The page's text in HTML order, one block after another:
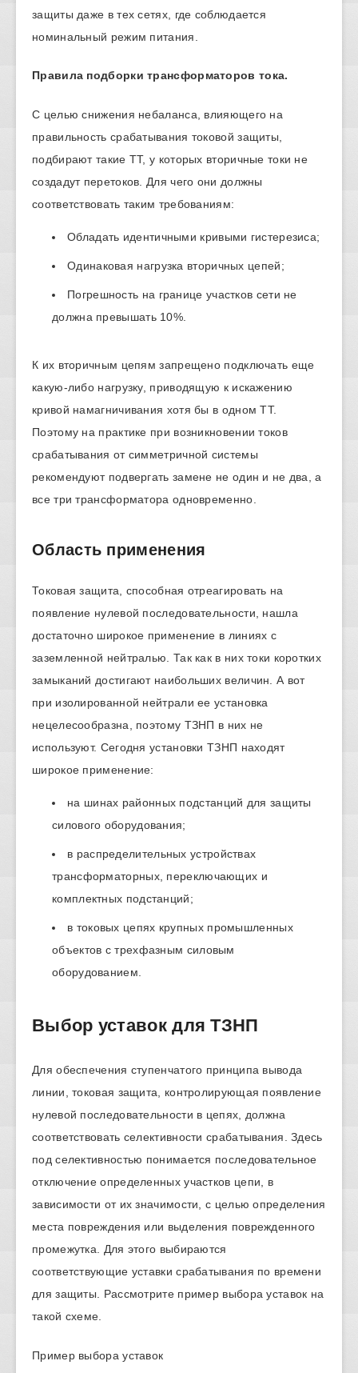
защиты даже в тех сетях, где соблюдается
номинальный режим питания.
Правила подборки трансформаторов тока.
С целью снижения небаланса, влияющего на
правильность срабатывания токовой защиты,
подбирают такие ТТ, у которых вторичные токи не
создадут перетоков. Для чего они должны
соответствовать таким требованиям:
Обладать идентичными кривыми гистерезиса;
Одинаковая нагрузка вторичных цепей;
Погрешность на границе участков сети не
должна превышать 10%.
К их вторичным цепям запрещено подключать еще
какую-либо нагрузку, приводящую к искажению
кривой намагничивания хотя бы в одном ТТ.
Поэтому на практике при возникновении токов
срабатывания от симметричной системы
рекомендуют подвергать замене не один и не два, а
все три трансформатора одновременно.
Область применения
Токовая защита, способная отреагировать на
появление нулевой последовательности, нашла
достаточно широкое применение в линиях с
заземленной нейтралью. Так как в них токи коротких
замыканий достигают наибольших величин. А вот
при изолированной нейтрали ее установка
нецелесообразна, поэтому ТЗНП в них не
используют. Сегодня установки ТЗНП находят
широкое применение:
на шинах районных подстанций для защиты
силового оборудования;
в распределительных устройствах
трансформаторных, переключающих и
комплектных подстанций;
в токовых цепях крупных промышленных
объектов с трехфазным силовым
оборудованием.
Выбор уставок для ТЗНП
Для обеспечения ступенчатого принципа вывода
линии, токовая защита, контролирующая появление
нулевой последовательности в цепях, должна
соответствовать селективности срабатывания. Здесь
под селективностью понимается последовательное
отключение определенных участков цепи, в
зависимости от их значимости, с целью определения
места повреждения или выделения поврежденного
промежутка. Для этого выбираются
соответствующие уставки срабатывания по времени
для защиты. Рассмотрите пример выбора уставок на
такой схеме.
Пример выбора уставок